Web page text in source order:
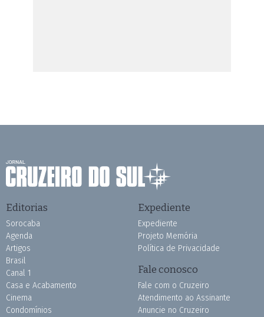
Editorias
Sorocaba
Agenda
Artigos
Brasil
Canal 1
Casa e Acabamento
Cinema
Condomínios
Expediente
Expediente
Projeto Memória
Política de Privacidade
Fale conosco
Fale com o Cruzeiro
Atendimento ao Assinante
Anuncie no Cruzeiro